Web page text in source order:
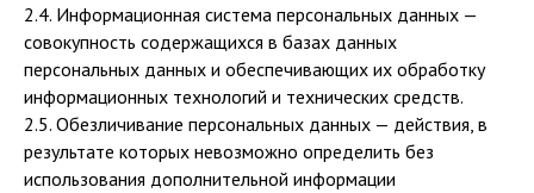
2.4. Информационная система персональных данных —
совокупность содержащихся в базах данных
персональных данных и обеспечивающих их обработку
информационных технологий и технических средств.
2.5. Обезличивание персональных данных — действия, в
результате которых невозможно определить без
использования дополнительной информации